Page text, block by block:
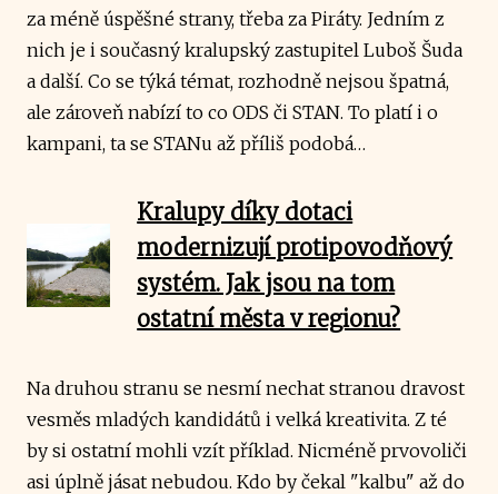
za méně úspěšné strany, třeba za Piráty. Jedním z
nich je i současný kralupský zastupitel Luboš Šuda
a další. Co se týká témat, rozhodně nejsou špatná,
ale zároveň nabízí to co ODS či STAN. To platí i o
kampani, ta se STANu až příliš podobá…
Kralupy díky dotaci
modernizují protipovodňový
systém. Jak jsou na tom
ostatní města v regionu?
Na druhou stranu se nesmí nechat stranou dravost
vesměs mladých kandidátů i velká kreativita. Z té
by si ostatní mohli vzít příklad. Nicméně prvovoliči
asi úplně jásat nebudou. Kdo by čekal "kalbu" až do